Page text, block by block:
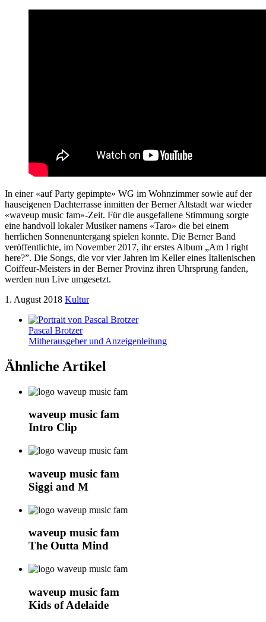
In einer «auf Party gepimpte» WG im Wohnzimmer sowie auf der
hauseigenen Dachterrasse inmitten der Berner Altstadt war wieder
«waveup music fam»-Zeit. Für die ausgefallene Stimmung sorgte
eine handvoll lokaler Musiker namens «Taro» die bei einem
herrlichen Sonnenuntergang spielen konnte. Die Berner Band
veröffentlichte, im November 2017, ihr erstes Album „Am I right
here?”. Die Songs, die vor vier Jahren im Keller eines Italienischen
Coiffeur-Meisters in der Berner Provinz ihren Uhrsprung fanden,
werden nun Live umgesetzt.
1. August 2018 Kultur
Pascal Brotzer
Mitherausgeber und Anzeigenleitung
Ähnliche Artikel
waveup music fam
Intro Clip
waveup music fam
Siggi and M
waveup music fam
The Outta Mind
waveup music fam
Kids of Adelaide